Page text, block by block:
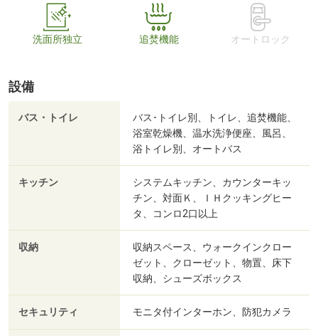
洗面所独立 追焚機能 オートロック
設備
バス・トイレ
バス･トイレ別、トイレ、追焚機能、
浴室乾燥機、温水洗浄便座、風呂、
浴トイレ別、オートバス
キッチン
システムキッチン、カウンターキッ
チン、対面Ｋ、ＩＨクッキングヒー
タ、コンロ2口以上
収納
収納スペース、ウォークインクロー
ゼット、クローゼット、物置、床下
収納、シューズボックス
セキュリティ モニタ付インターホン、防犯カメラ